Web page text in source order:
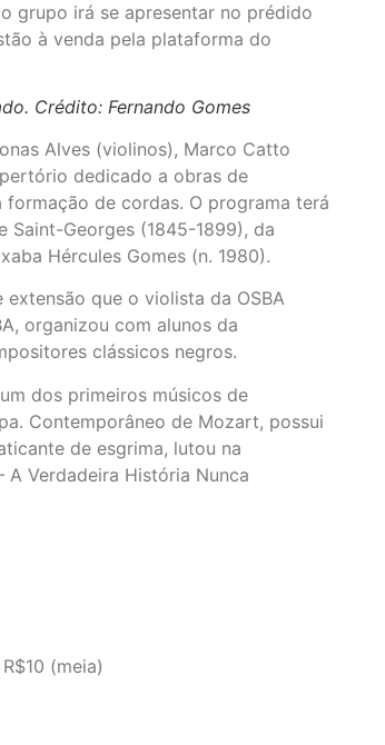
grupo irá se apresentar no prédido
à venda pela plataforma do
Crédito: Fernando Gomes
Alves (violinos), Marco Catto
dedicado a obras de
de cordas. O programa terá
Saint-Georges (1845-1899), da
Hércules Gomes (n. 1980).
que o violista da OSBA
organizou com alunos da
clássicos negros.
dos primeiros músicos de
Contemporâneo de Mozart, possui
de esgrima, lutou na
A Verdadeira História Nunca
(meia)